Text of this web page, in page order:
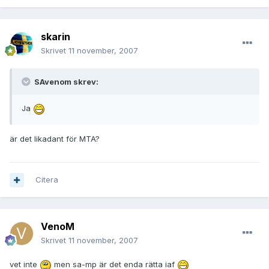
skarin
Skrivet 11 november, 2007
SAvenom skrev:
Ja
är det likadant för MTA?
Citera
VenoM
Skrivet 11 november, 2007
vet inte men sa-mp är det enda rätta iaf